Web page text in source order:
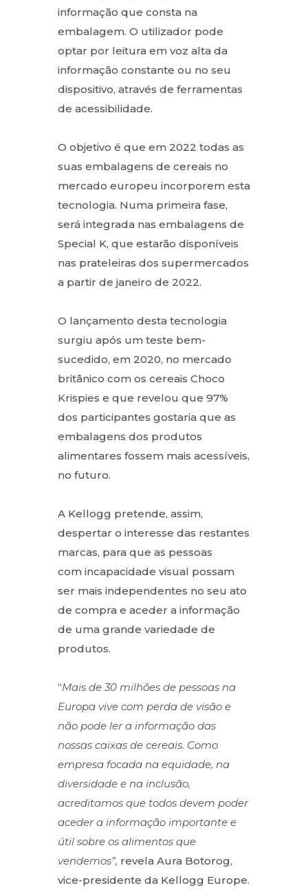
informação que consta na
embalagem. O utilizador pode
optar por leitura em voz alta da
informação constante ou no seu
dispositivo, através de ferramentas
de acessibilidade.
O objetivo é que em 2022 todas as
suas embalagens de cereais no
mercado europeu incorporem esta
tecnologia. Numa primeira fase,
será integrada nas embalagens de
Special K, que estarão disponíveis
nas prateleiras dos supermercados
a partir de janeiro de 2022.
O lançamento desta tecnologia
surgiu após um teste bem-
sucedido, em 2020, no mercado
britânico com os cereais Choco
Krispies e que revelou que 97%
dos participantes gostaria que as
embalagens dos produtos
alimentares fossem mais acessíveis,
no futuro.
A Kellogg pretende, assim,
despertar o interesse das restantes
marcas, para que as pessoas
com incapacidade visual possam
ser mais independentes no seu ato
de compra e aceder a informação
de uma grande variedade de
produtos.
“Mais de 30 milhões de pessoas na
Europa vive com perda de visão e
não pode ler a informação das
nossas caixas de cereais. Como
empresa focada na equidade, na
diversidade e na inclusão,
acreditamos que todos devem poder
aceder a informação importante e
útil sobre os alimentos que
vendemos”, revela Aura Botorog,
vice-presidente da Kellogg Europe.